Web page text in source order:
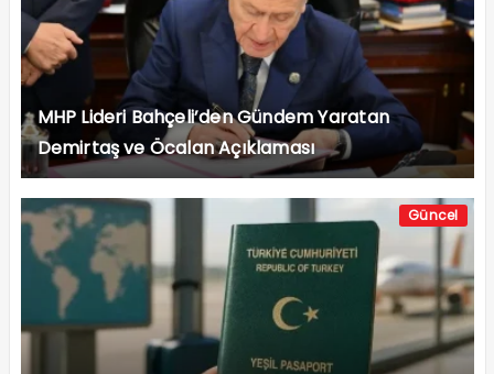
MHP Lideri Bahçeli’den Gündem Yaratan
Demirtaş ve Öcalan Açıklaması
Güncel